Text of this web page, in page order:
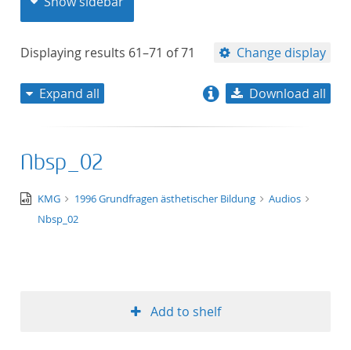
Displaying results 61–71 of71 Change display
title descending
Expand all Download all
Nbsp_02
audio/x-
wav
KMG 1996 Grundfragen ästhetischer Bildung
Audios
Nbsp_02
Add to shelf